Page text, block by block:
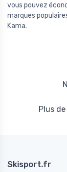
vous pouvez
marques
Kama.
Plus de
Skisport.fr